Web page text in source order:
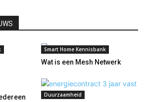
Smart Home Kennisbank
Wat is een Mesh Netwerk
Duurzaamheid